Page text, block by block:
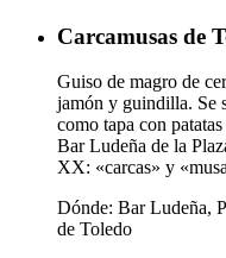
Carcamusas de
Guiso de magro de
jamón y guindilla. Se
como tapa con
Bar Ludeña de la
XX: «carcas» y
Dónde: Bar Ludeña,
de Toledo